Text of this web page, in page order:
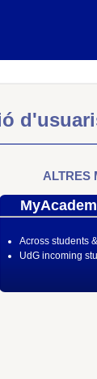
ALTRES
Across students
UdG incoming